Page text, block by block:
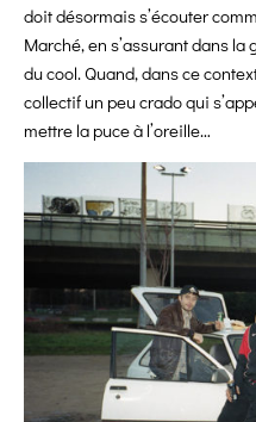
doit désormais s’écouter
Marché, en s’assurant dans
du cool. Quand, dans ce
collectif un peu crado qui
mettre la puce à l’oreille…